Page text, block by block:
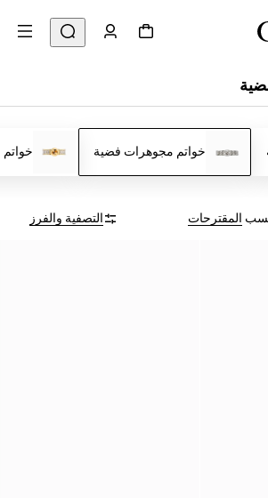
خواتم مجوهرات فضية
المقترحات التصفية والفرز